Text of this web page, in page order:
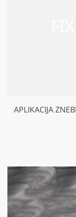
APLIKACIJAGET